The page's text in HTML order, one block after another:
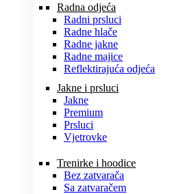
Radna odjeća
Radni prsluci
Radne hlače
Radne jakne
Radne majice
Reflektirajuća odjeća
Jakne i prsluci
Jakne
Premium
Prsluci
Vjetrovke
Trenirke i hoodice
Bez zatvarača
Sa zatvaračem